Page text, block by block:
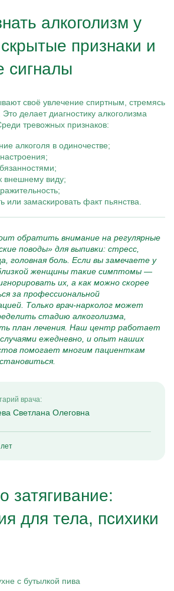
алкоголизм у
признаки и
сигналы
своё увлечение спиртным, стремясь
делает диагностику алкоголизма
тревожных признаков:
алкоголя в одиночестве;
внешнему виду;
или замаскировать факт пьянства.
обратить внимание на регулярные
поводы» для выпивки: стресс,
головная боль. Если вы замечаете у
женщины такие симптомы —
их, а как можно скорее
за профессиональной
Только врач-нарколог может
стадию алкоголизма,
план лечения. Наш центр работает
ежедневно, и опыт наших
помогает многим пациенткам
врача:
Светлана Олеговна
затягивание:
для тела, психики